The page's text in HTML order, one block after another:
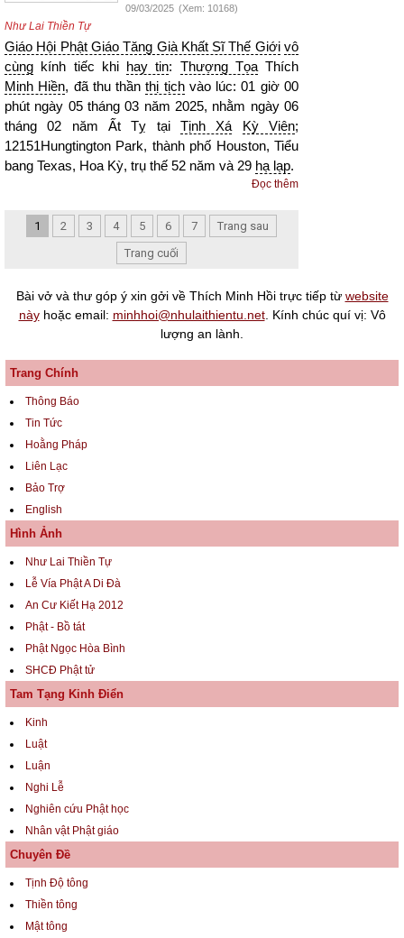
09/03/2025 (Xem: 10168)
Như Lai Thiền Tự
Giáo Hội Phật Giáo Tăng Già Khất Sĩ Thế Giới vô
cùng kính tiếc khi hay tin: Thượng TọaThích
Minh Hiền, đã thu thầnthị tịchvào lúc: 01 giờ 00
phút ngày 05 tháng 03 năm 2025, nhằm ngày 06
tháng 02 năm Ất Tỵ tại Tịnh Xá Kỳ Viên;
12151Hungtington Park, thành phố Houston, Tiểu
bang Texas, Hoa Kỳ, trụ thế 52 năm và 29 hạ lạp.
Đọc thêm
1 2 3 4 5 6 7
Trang sau
Trang cuối
Bài vở và thư góp ý xin gởi về Thích Minh Hồi trực tiếp từ website
nàyhoặc email: minhhoi@nhulaithientu.net. Kính chúc quí vị: Vô
lượng an lành.
Trang Chính
Thông Báo
Tin Tức
Hoằng Pháp
Liên Lạc
Bảo Trợ
English
Hình Ảnh
Như Lai Thiền Tự
Lễ Vía Phật A Di Đà
An Cư Kiết Hạ 2012
Phật - Bồ tát
Phật Ngọc Hòa Bình
SHCĐ Phật tử
Tam Tạng Kinh Điển
Kinh
Luật
Luận
Nghi Lễ
Nghiên cứu Phật học
Nhân vật Phật giáo
Chuyên Đề
Tịnh Độ tông
Thiền tông
Mật tông